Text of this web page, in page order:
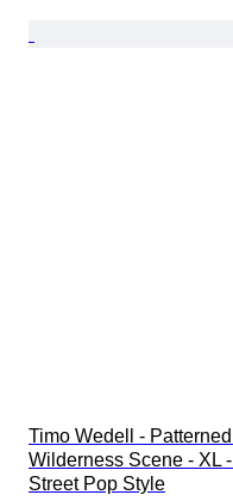
Timo Wedell - Patterned
Wilderness Scene - XL -
Street Pop Style